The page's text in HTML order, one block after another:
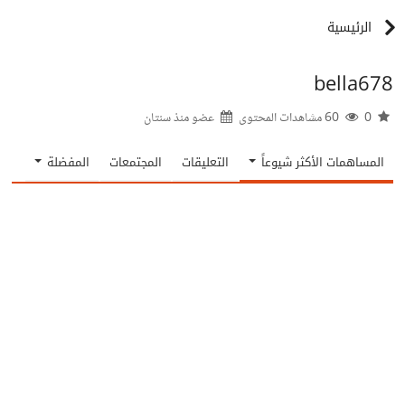
الرئيسية
bella678
عضو منذسنتان
المساهمات الأكثر شيوعاً التعليقات المجتمعات المفضلة